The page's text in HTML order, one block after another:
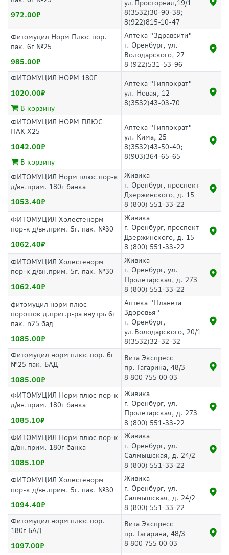
972.00
ул.Просторная,19/1
8(3532)30-90-38;
8(922)815-10-47
Фитомуцил Норм Плюс пор.
пак. 6г №25
985.00
Аптека "Здравсити"
г. Оренбург, ул.
Володарского, 27
8 (922)531-53-96
ФИТОМУЦИЛ НОРМ 180Г
1020.00
В корзину
Аптека "Гиппократ"
ул. Новая, 12
8(3532)43-03-70
ФИТОМУЦИЛ НОРМ ПЛЮС
ПАК Х25
1042.00
В корзину
Аптека "Гиппократ"
ул. Кима, 25
8(3532)43-50-40;
8(903)364-65-65
ФИТОМУЦИЛ Норм плюс пор-к
д/вн.прим. 180г банка
1053.40
Живика
г. Оренбург, проспект
Дзержинского, д. 15
8 (800) 551-33-22
ФИТОМУЦИЛ Холестенорм
пор-к д/вн.прим. 5г. пак. №30
1062.40
Живика
г. Оренбург, проспект
Дзержинского, д. 15
8 (800) 551-33-22
ФИТОМУЦИЛ Холестенорм
пор-к д/вн.прим. 5г. пак. №30
1062.40
Живика
г. Оренбург, ул.
Пролетарская, д. 273
8 (800) 551-33-22
фитомуцил норм плюс
порошок д.приг.р-ра внутрь 6г
пак. n25 бад
1085.00
Аптека "Планета
Здоровья"
г. Оренбург,
ул.Володарского, 20/1
8(3532)32-32-32
Фитомуцил норм плюс пор. 6г
№25 пак. БАД
1085.00
Вита Экспресс
пр. Гагарина, 48/3
8 800 755 00 03
ФИТОМУЦИЛ Норм плюс пор-к
д/вн.прим. 180г банка
1085.10
Живика
г. Оренбург, ул.
Пролетарская, д. 273
8 (800) 551-33-22
ФИТОМУЦИЛ Норм плюс пор-к
д/вн.прим. 180г банка
1085.10
Живика
г. Оренбург, ул.
Салмышская, д. 24/2
8 (800) 551-33-22
ФИТОМУЦИЛ Холестенорм
пор-к д/вн.прим. 5г. пак. №30
1094.40
Живика
г. Оренбург, ул.
Салмышская, д. 24/2
8 (800) 551-33-22
Фитомуцил норм плюс пор.
180г БАД
1097.00
Вита Экспресс
пр. Гагарина, 48/3
8 800 755 00 03